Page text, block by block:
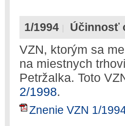
1/1994 Účinnosť
VZN, ktorým sa
na miestnych
Petržalka. Toto
2/1998.
Znenie VZN 1/